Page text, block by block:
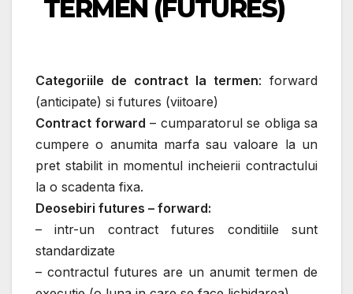
TERMEN (FUTURES)
Categoriile de contract la termen: forward
(anticipate) si futures (viitoare)
Contract forward – cumparatorul se obliga sa
cumpere o anumita marfa sau valoare la un
pret stabilit in momentul incheierii contractului
la o scadenta fixa.
Deosebiri futures – forward:
– intr-un contract futures conditiile sunt
standardizate
– contractul futures are un anumit termen de